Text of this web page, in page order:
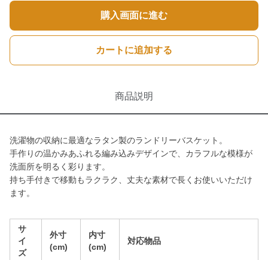
購入画面に進む
カートに追加する
商品説明
洗濯物の収納に最適なラタン製のランドリーバスケット。
手作りの温かみあふれる編み込みデザインで、カラフルな模様が
洗面所を明るく彩ります。
持ち手付きで移動もラクラク、丈夫な素材で長くお使いいただけ
ます。
サ
イ
ズ
外寸
(cm)
内寸
(cm)
対応物品